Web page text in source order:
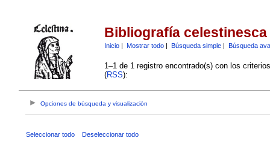
Bibliografía celestinesca
Inicio| Mostrar todo| Búsqueda simple| Búsqueda
1–1 de 1 registro encontrado(s) con los
(RSS):
Opciones de búsqueda y visualización
Seleccionar todo Deseleccionar todo